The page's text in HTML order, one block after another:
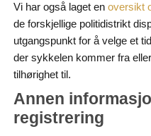
Vi har også laget en oversikt
de forskjellige politidistrikt
utgangspunkt for å velge et
der sykkelen kommer fra
tilhørighet til.
Annen
registrering